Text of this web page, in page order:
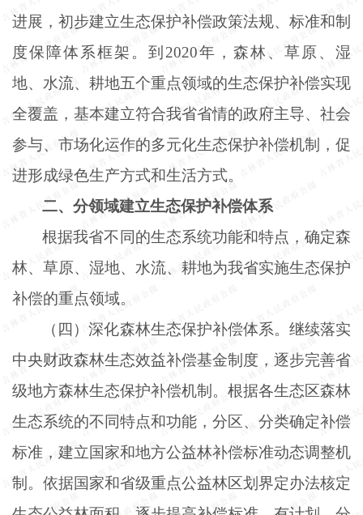
进展，初步建立生态保护补偿政策法规、标准和制
度保障体系框架。到2020年，森林、草原、湿
地、水流、耕地五个重点领域的生态保护补偿实现
全覆盖，基本建立符合我省省情的政府主导、社会
参与、市场化运作的多元化生态保护补偿机制，促
进形成绿色生产方式和生活方式。
二、分领域建立生态保护补偿体系
根据我省不同的生态系统功能和特点，确定森
林、草原、湿地、水流、耕地为我省实施生态保护
补偿的重点领域。
（四）深化森林生态保护补偿体系。继续落实
中央财政森林生态效益补偿基金制度，逐步完善省
级地方森林生态保护补偿机制。根据各生态区森林
生态系统的不同特点和功能，分区、分类确定补偿
标准，建立国家和地方公益林补偿标准动态调整机
制。依据国家和省级重点公益林区划界定办法核定